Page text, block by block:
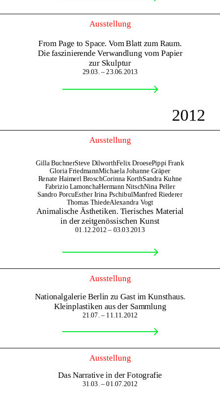
Ausstellung
From Page to Space. Vom Blatt zum Raum.
Die faszinierende Verwandlung vom Papier
zur Skulptur
29.03. – 23.06.2013
2012
Ausstellung
Gilla BuchnerSteve DilworthFelix DroesePippi Frank
Gloria FriedmannMichaela Johanne Gräper
Renate Haimerl BroschCorinna KorthSandra Kuhne
Fabrizio LamonchaHermann NitschNina Peller
Sandro PorcuEsther Irina PschibulManfred Riederer
Thomas ThiedeAlexandra Vogt
Animalische Ästhetiken. Tierisches Material
in der zeitgenössischen Kunst
01.12.2012 – 03.03.2013
Ausstellung
Nationalgalerie Berlin zu Gast im Kunsthaus.
Kleinplastiken aus der Sammlung
21.07. – 11.11.2012
Ausstellung
Das Narrative in der Fotografie
31.03. – 01.07.2012